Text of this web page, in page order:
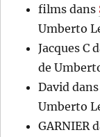
films dans
Umberto
Jacques C
de
David dans
Umberto
GARNIER